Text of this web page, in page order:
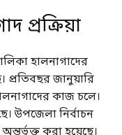
প্রক্রিয়া
হালনাগাদের
প্রতিবছর জানুয়ারি
কাজ চলে।
উপজেলা নির্বাচন